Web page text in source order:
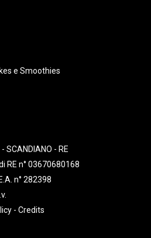
e Smoothies
SCANDIANO - RE
RE n° 03670680168
n° 282398
- Credits